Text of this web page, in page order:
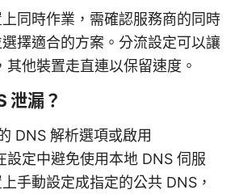
同時作業，需確認服務商的同時
擇適合的方案。分流設定可以讓
其他裝置走直連以保留速度。
泄漏？
DNS 解析選項或啟用
設定中避免使用本地 DNS 伺服
手動設定成指定的公共 DNS，